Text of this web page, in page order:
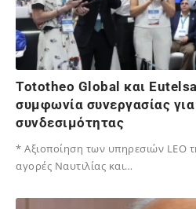
Tototheo Global και
συμφωνία συνεργασίας
συνδεσιμότητας
* Αξιοποίηση των υπηρεσιών LEO
αγορές Ναυτιλίας και…